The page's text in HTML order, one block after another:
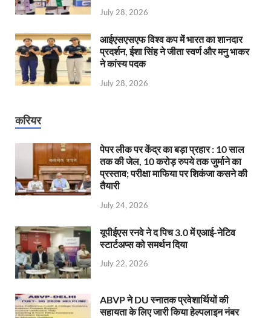
July 28, 2026
आईएसएसएफ विश्व कप में भारत का शानदार
प्रदर्शन, ईशा सिंह ने जीता स्वर्ण और मनु भाकर
ने कांस्य पदक
July 28, 2026
करियर
पेपर लीक पर केंद्र का बड़ा प्रहार : 10 साल
तक की जेल, 10 करोड़ रुपये तक जुर्माने का
प्रस्ताव; परीक्षा माफिया पर शिकंजा कसने की
तैयारी
July 24, 2026
यूपीईएस रनवे ने द पिच 3.0 में एआई-नेटिव
स्टार्टअप्स को समर्थन दिया
July 22, 2026
ABVP ने DU स्नातक प्रवेशार्थियों की
सहायता के लिए जारी किया हेल्पलाइन नंबर